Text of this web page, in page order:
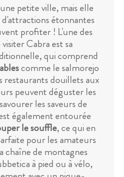
petite ville, mais elle
étonnantes
profiter ! L'une des
Cabra est sa
qui comprend
comme le salmorejo
restaurants douillets aux
peuvent déguster les
les saveurs de
également entourée
le souffle, ce qui en
pour les amateurs
chaîne de montagnes
à pied ou à vélo,